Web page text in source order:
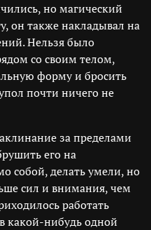
но магический
он также накладывал на
Нельзя было
со своим телом,
форму и бросить
почти ничего не
за пределами
его на
собой, делать умели, но
сил и внимания, чем
работать
какой-нибудь одной